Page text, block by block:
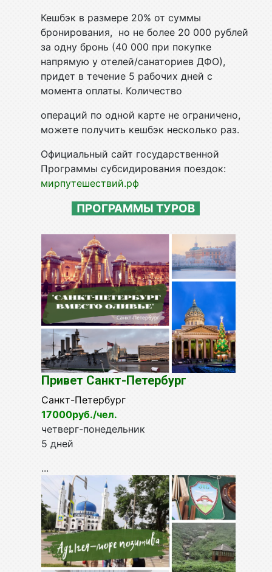
Кешбэк в размере 20% от суммы
бронирования, но не более 20 000 рублей
за одну бронь (40 000 при покупке
напрямую у отелей/санаториев ДФО),
придет в течение 5 рабочих дней с
момента оплаты. Количество
операций по одной карте не ограничено,
можете получить кешбэк несколько раз.
Официальный сайт государственной
Программы субсидирования поездок:
мирпутешествий.рф
ПРОГРАММЫ ТУРОВ
Привет Санкт-Петербург
Санкт-Петербург
17000руб./чел.
четверг-понедельник
5 дней
...